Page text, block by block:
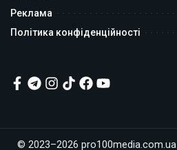
Реклама
Політика конфіденційності
© 2023–2026 pro100media.com.ua